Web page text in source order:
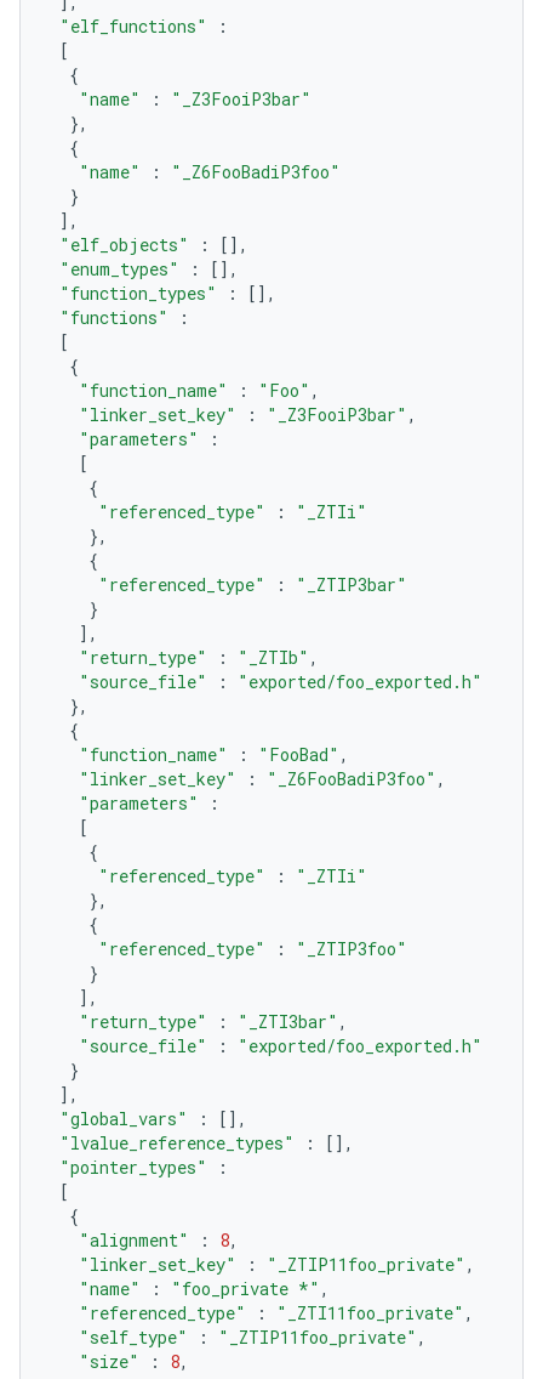
"elf_functions"
:
[
{
"name"
:
"_Z3FooiP3bar"
},
{
"name"
:
"_Z6FooBadiP3foo"
}
],
"elf_objects"
:
[],
"enum_types"
:
[],
"function_types"
:
[],
"functions"
:
[
{
"function_name"
: "Foo" ,
"linker_set_key"
: "_Z3FooiP3bar" ,
"parameters"
:
[
{
"referenced_type"
:
"_ZTIi"
},
{
"referenced_type"
:
"_ZTIP3bar"
}
],
"return_type"
: "_ZTIb" ,
"source_file"
:
"exported/foo_exported.h"
},
{
"function_name"
: "FooBad" ,
"linker_set_key"
: "_Z6FooBadiP3foo" ,
"parameters"
:
[
{
"referenced_type"
:
"_ZTIi"
},
{
"referenced_type"
:
"_ZTIP3foo"
}
],
"return_type"
: "_ZTI3bar" ,
"source_file"
:
"exported/foo_exported.h"
}
],
"global_vars"
:
[],
"lvalue_reference_types"
:
[],
"pointer_types"
:
[
{
"alignment"
: 8,
"linker_set_key"
: "_ZTIP11foo_private" ,
"name"
: "foo_private *" ,
"referenced_type"
: "_ZTI11foo_private" ,
"self_type"
: "_ZTIP11foo_private" ,
"size"
: 8,